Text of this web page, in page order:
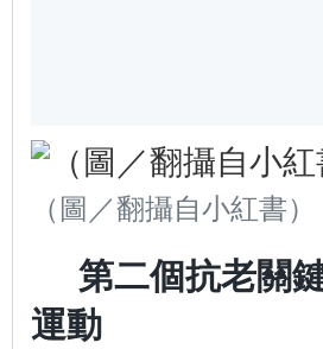
（圖／翻攝自小紅書）
第二個抗老關
運動